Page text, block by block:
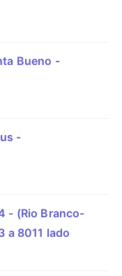
Bueno -
-
- (Rio Branco-
a 8011 lado